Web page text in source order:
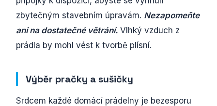
zbytečným stavebním úpravám. Nezapomeňte
ani na dostatečné větrání. Vlhký vzduch z
prádla by mohl vést k tvorbě plísní.
Výběr pračky a sušičky
Srdcem každé domácí prádelny je bezesporu